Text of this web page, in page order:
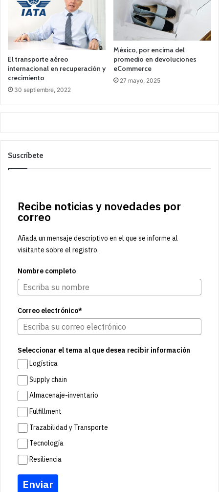
El transporte aéreo
internacional en recuperación y
crecimiento
30 septiembre, 2022
México, por encima del
promedio en devoluciones
eCommerce
27 mayo, 2025
Suscríbete
Recibe noticias y novedades por
correo
Añada un mensaje descriptivo en el que se informe al
visitante sobre el registro.
Nombre completo
Correo electrónico*
Seleccionar el tema al que desea recibir información
Logística
Supply chain
Almacenaje-inventario
Fulfillment
Trazabilidad y Transporte
Tecnología
Resiliencia
Enviar